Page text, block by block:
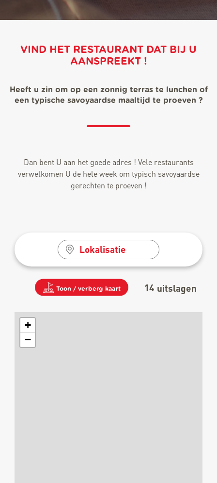
VIND HET RESTAURANT DAT BIJ U
AANSPREEKT !
Heeft u zin om op een zonnig terras te lunchen of
een typische savoyaardse maaltijd te proeven ?
Dan bent U aan het goede adres ! Vele restaurants
verwelkomen U de hele week om typisch savoyaardse
gerechten te proeven !
Toon / verberg kaart 14 uitslagen
+
−